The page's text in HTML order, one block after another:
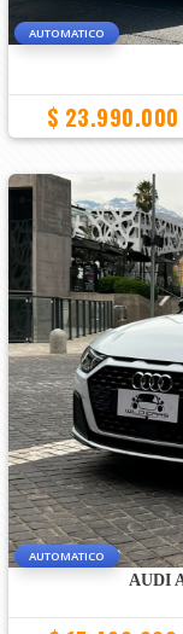
AUTOMATICO
$ 23.990.000
AUTOMATICO
AUDI